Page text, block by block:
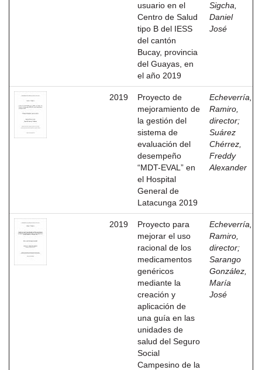
usuario en el
Centro de Salud
tipo B del IESS
del cantón
Bucay, provincia
del Guayas, en
el año 2019
Sigcha,
Daniel
José
2019
Proyecto de
mejoramiento de
la gestión del
sistema de
evaluación del
desempeño
“MDT-EVAL” en
el Hospital
General de
Latacunga 2019
Echeverría,
Ramiro,
director;
Suárez
Chérrez,
Freddy
Alexander
2019
Proyecto para
mejorar el uso
racional de los
medicamentos
genéricos
mediante la
creación y
aplicación de
una guía en las
unidades de
salud del Seguro
Social
Campesino de la
Echeverría,
Ramiro,
director;
Sarango
González,
María
José